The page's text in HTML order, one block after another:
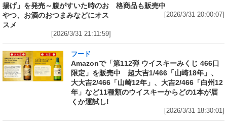
揚げ」を発売～腹がすいた時のお
やつ、お酒のおつまみなどにオス
スメ
[2026/3/31 21:11:59]
格商品も販売中
[2026/3/31 20:00:07]
フード
Amazonで「第112弾 ウイスキーみくじ 466口
限定」を販売中 超大吉1/466「山崎18年」、
大大吉2/466「山崎12年」、大吉2/466「白州12
年」など11種類のウイスキーからどの1本が届
くか運試し!
[2026/3/31 18:30:01]